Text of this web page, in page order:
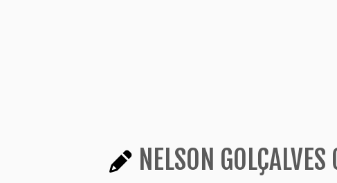
NELSON